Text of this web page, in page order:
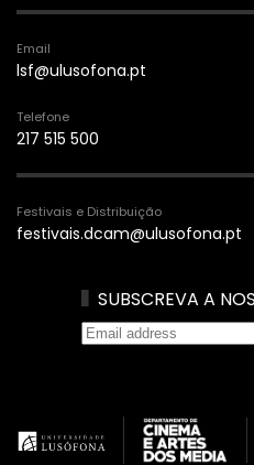
Email
lsf@ulusofona.pt
Telefone
217 515 500
Festivais e Distribuição
festivais.dcam@ulusofona.pt
SUBSCREVA A